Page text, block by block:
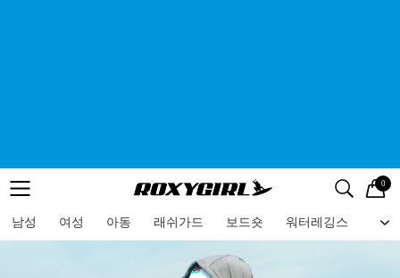
메뉴 검색
로고 0
남성 여성 아동 래쉬가드 보드숏 워터레깅스 비
메뉴